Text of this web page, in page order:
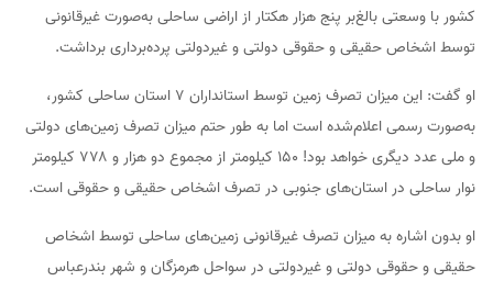
کشور با وسعتی بالغ‌بر پنج هزار هکتار از اراضی ساحلی به‌صورت غیرقانونی
توسط اشخاص حقیقی و حقوقی دولتی و غیردولتی پرده‌برداری برداشت.
او گفت: این میزان تصرف زمین توسط استانداران ۷ استان ساحلی کشور،
به‌صورت رسمی اعلام‌شده است اما به طور حتم میزان تصرف زمین‌های دولتی
و ملی عدد دیگری خواهد بود! 150 کیلومتر از مجموع دو هزار و ۷۷۸ کیلومتر
نوار ساحلی در استان‌های جنوبی در تصرف اشخاص حقیقی و حقوقی است.
او بدون اشاره به میزان تصرف غیرقانونی زمین‌های ساحلی توسط اشخاص
حقیقی و حقوقی دولتی و غیردولتی در سواحل هرمزگان و شهر بندرعباس